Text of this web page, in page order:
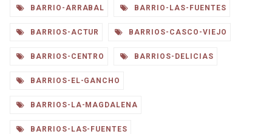
BARRIO-ARRABAL BARRIO-LAS-FUENTES
BARRIOS-ACTUR BARRIOS-CASCO-VIEJO
BARRIOS-CENTRO BARRIOS-DELICIAS
BARRIOS-EL-GANCHO
BARRIOS-LA-MAGDALENA
BARRIOS-LAS-FUENTES